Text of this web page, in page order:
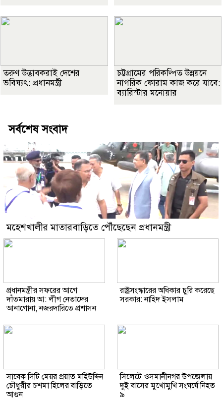
তরুণ উদ্ভাবকরাই দেশের
ভবিষ্যৎ: প্রধানমন্ত্রী
চট্টগ্রামের পরিকল্পিত উন্নয়নে
নাগরিক ফোরাম কাজ করে যাবে:
ব‍্যারিস্টার মনোয়ার
সর্বশেষ সংবাদ
মহেশখালীর মাতারবাড়িতে পৌঁছেছেন প্রধানমন্ত্রী
প্রধানমন্ত্রীর সফরের আগে
দাঁতমারায় আ: লীগ নেতাদের
আনাগোনা, নজরদারিতে প্রশাসন
রাষ্ট্রসংস্কারের অধিকার চুরি করেছে
সরকার: নাহিদ ইসলাম
সাবেক সিটি মেয়র প্রয়াত মহিউদ্দিন
চৌধুরীর চশমা হিলের বাড়িতে
আগুন
সিলেটে ওসমানীনগর উপজেলায়
দুই বাসের মুখোমুখি সংঘর্ষে নিহত
৯